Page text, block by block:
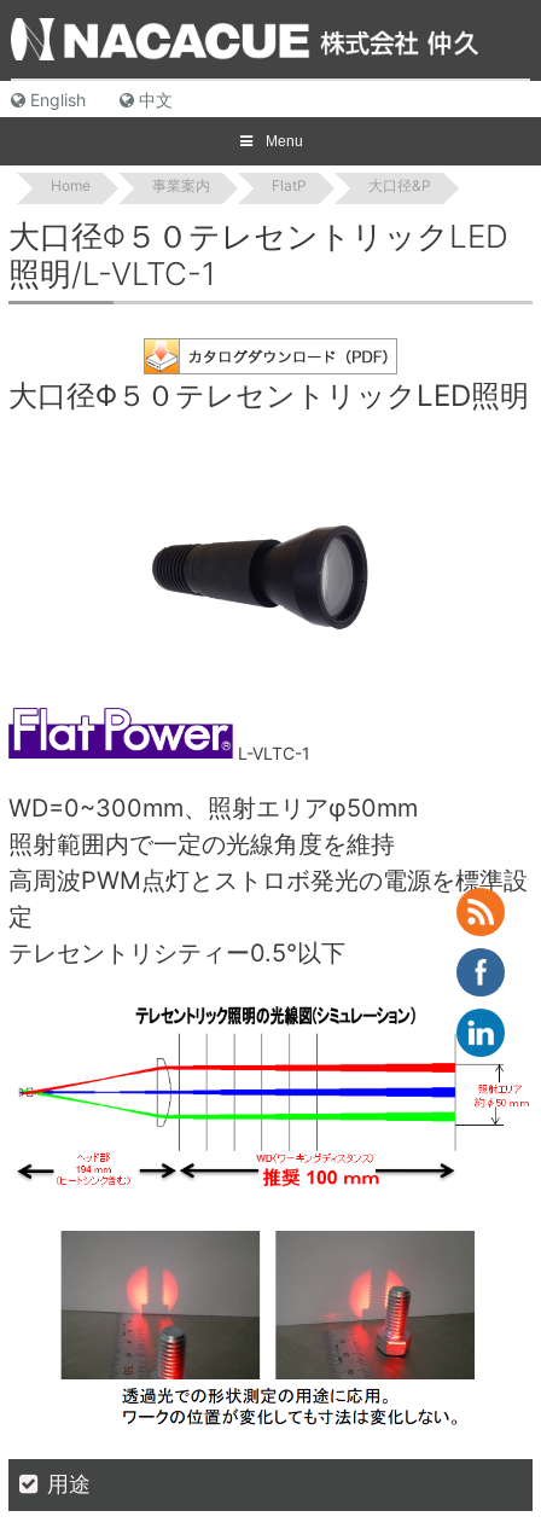
to
content
English
中文
Menu
Home 事業案内 FlatP 大口径&P
大口径Φ５０テレセントリックLED
照明/L-VLTC-1
大口径Φ５０テレセントリックLED照明
L-VLTC-1
WD=0~300mm、照射エリアφ50mm
照射範囲内で一定の光線角度を維持
高周波PWM点灯とストロボ発光の電源を標準設
定
テレセントリシティー0.5°以下
用途